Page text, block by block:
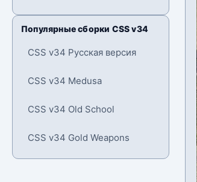
Популярные сборки CSS v34
CSS v34 Русская версия
CSS v34 Medusa
CSS v34 Old School
CSS v34 Gold Weapons